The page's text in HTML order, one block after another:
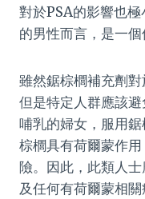
對於PSA的影響也
的男性而言，是一個
雖然鋸棕櫚補充劑
但是特定人群應該
哺乳的婦女，服用
棕櫚具有荷爾蒙作
險。因此，此類人
及任何有荷爾蒙相